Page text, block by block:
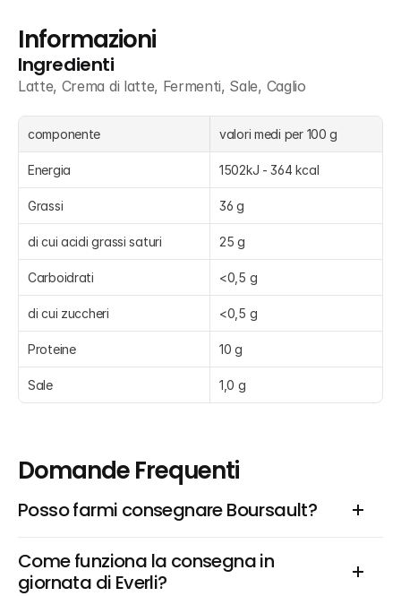
Informazioni
Ingredienti
Latte, Crema di latte, Fermenti, Sale, Caglio
componente valori medi per 100 g
Energia 1502kJ - 364 kcal
Grassi 36 g
di cui acidi grassi saturi 25 g
Carboidrati <0,5 g
di cui zuccheri <0,5 g
Proteine 10 g
Sale 1,0 g
Domande Frequenti
Posso farmi consegnare Boursault?
Come funziona la consegna in
giornata di Everli?